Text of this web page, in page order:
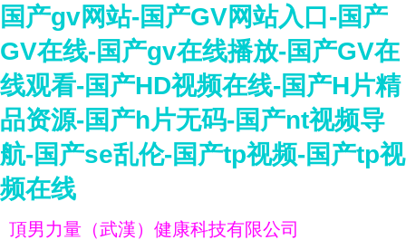
国产gv网站-国产GV网站入口-国产
GV在线-国产gv在线播放-国产GV在
线观看-国产HD视频在线-国产H片精
品资源-国产h片无码-国产nt视频导
航-国产se乱伦-国产tp视频-国产tp视
频在线
頂男力量（武漢）健康科技有限公司